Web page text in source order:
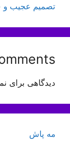
تصمیم عجیب و
دیدگاهی برای
مه پاش